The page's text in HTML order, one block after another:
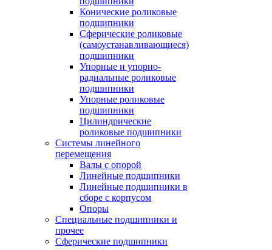
Конические роликовые
подшипники
Сферические роликовые
(самоустанавливающиеся)
подшипники
Упорные и упорно-
радиальные роликовые
подшипники
Упорные роликовые
подшипники
Цилиндрические
роликовые подшипники
Системы линейного
перемещения
Валы с опорой
Линейные подшипники
Линейные подшипники в
сборе с корпусом
Опоры
Специальные подшипники и
прочее
Сферические подшипники